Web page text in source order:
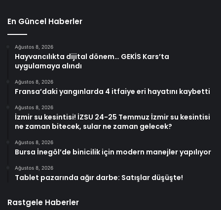
En Güncel Haberler
Ağustos 8, 2026
Hayvancılıkta dijital dönem… GEKİS Kars’ta
uygulamaya alındı
Ağustos 8, 2026
Fransa’daki yangınlarda 4 itfaiye eri hayatını kaybetti
Ağustos 8, 2026
İzmir su kesintisi! İZSU 24-25 Temmuz İzmir su kesintisi
ne zaman bitecek, sular ne zaman gelecek?
Ağustos 8, 2026
Bursa İnegöl’de binicilik için modern manejler yapılıyor
Ağustos 8, 2026
Tablet pazarında ağır darbe: Satışlar düşüşte!
Rastgele Haberler